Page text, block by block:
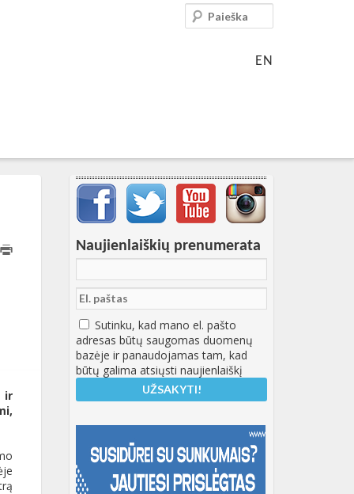
EN
Paieška
ir
Svarbių įrašų meniu
Naujienlaiškių prenumerata
Sutinku, kad mano el. pašto
adresas būtų saugomas duomenų
bazėje ir panaudojamas tam, kad
būtų galima atsiųsti naujienlaiškį